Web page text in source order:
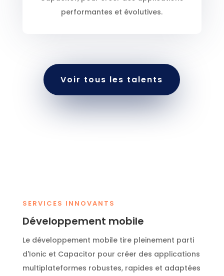
performantes et évolutives.
Voir tous les talents
SERVICES INNOVANTS
Développement mobile
Le développement mobile tire pleinement parti
d'Ionic et Capacitor pour créer des applications
multiplateformes robustes, rapides et adaptées